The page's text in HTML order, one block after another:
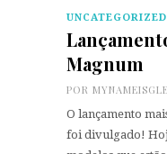
UNCATEGORIZED
Magnum
POR
O lançamento
foi divulgado!